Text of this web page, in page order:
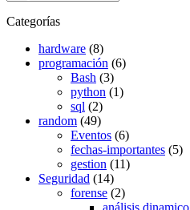
Categorías
hardware (8)
programación (6)
Bash (3)
python (1)
sql (2)
random (49)
Eventos (6)
fechas-importantes (5)
gestion (11)
Seguridad (14)
forense (2)
análisis dinamico